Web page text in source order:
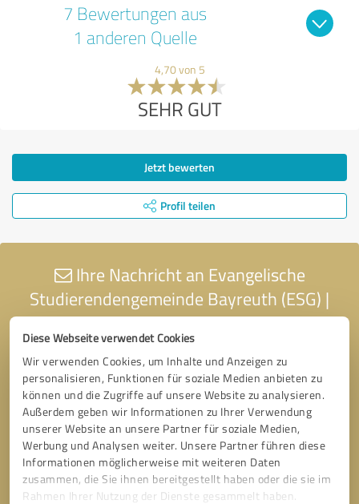
Diese Webseite verwendet Cookies
Wir verwenden Cookies, um Inhalte und Anzeigen zu
personalisieren, Funktionen für soziale Medien anbieten zu
können und die Zugriffe auf unsere Website zu analysieren.
Außerdem geben wir Informationen zu Ihrer Verwendung
unserer Website an unsere Partner für soziale Medien,
Werbung und Analysen weiter. Unsere Partner führen diese
Informationen möglicherweise mit weiteren Daten
zusammen, die Sie ihnen bereitgestellt haben oder die sie im
Rahmen Ihrer Nutzung der Dienste gesammelt haben.
7 Bewertungen aus
1 anderen Quelle
4,70 von 5
SEHR GUT
Jetzt bewerten
Profil teilen
Ihre Nachricht an Evangelische
Studierendengemeinde Bayreuth (ESG) |
Protestant University Chaplaincy Bayreuth